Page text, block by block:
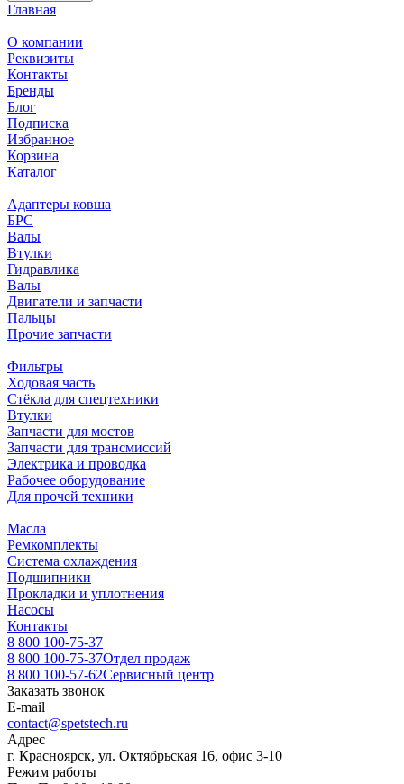
Главная
О компании
Реквизиты
Контакты
Бренды
Блог
Подписка
Избранное
Корзина
Каталог
Адаптеры ковша
БРС
Валы
Втулки
Гидравлика
Валы
Двигатели и запчасти
Пальцы
Прочие запчасти
Фильтры
Ходовая часть
Стёкла для спецтехники
Втулки
Запчасти для мостов
Запчасти для трансмиссий
Электрика и проводка
Рабочее оборудование
Для прочей техники
Масла
Ремкомплекты
Система охлаждения
Подшипники
Прокладки и уплотнения
Насосы
Контакты
8 800 100-75-37
8 800 100-75-37Отдел продаж
8 800 100-57-62Сервисный центр
Заказать звонок
E-mail
contact@spetstech.ru
Адрес
г. Красноярск, ул. Октябрьская 16, офис 3-10
Режим работы